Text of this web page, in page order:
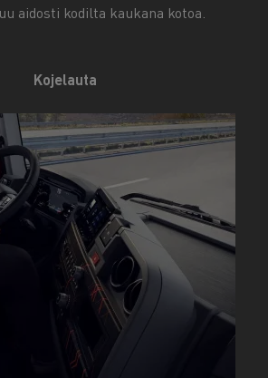
aidosti kodilta kaukana kotoa.
Kojelauta